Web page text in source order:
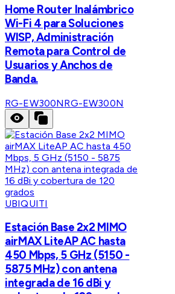
Home Router Inalámbrico
Wi-Fi 4 para Soluciones
WISP, Administración
Remota para Control de
Usuarios y Anchos de
Banda.
RG-EW300NRG-EW300N
UBIQUITI
Estación Base 2x2 MIMO
airMAX LiteAP AC hasta
450 Mbps, 5 GHz (5150 -
5875 MHz) con antena
integrada de 16 dBi y